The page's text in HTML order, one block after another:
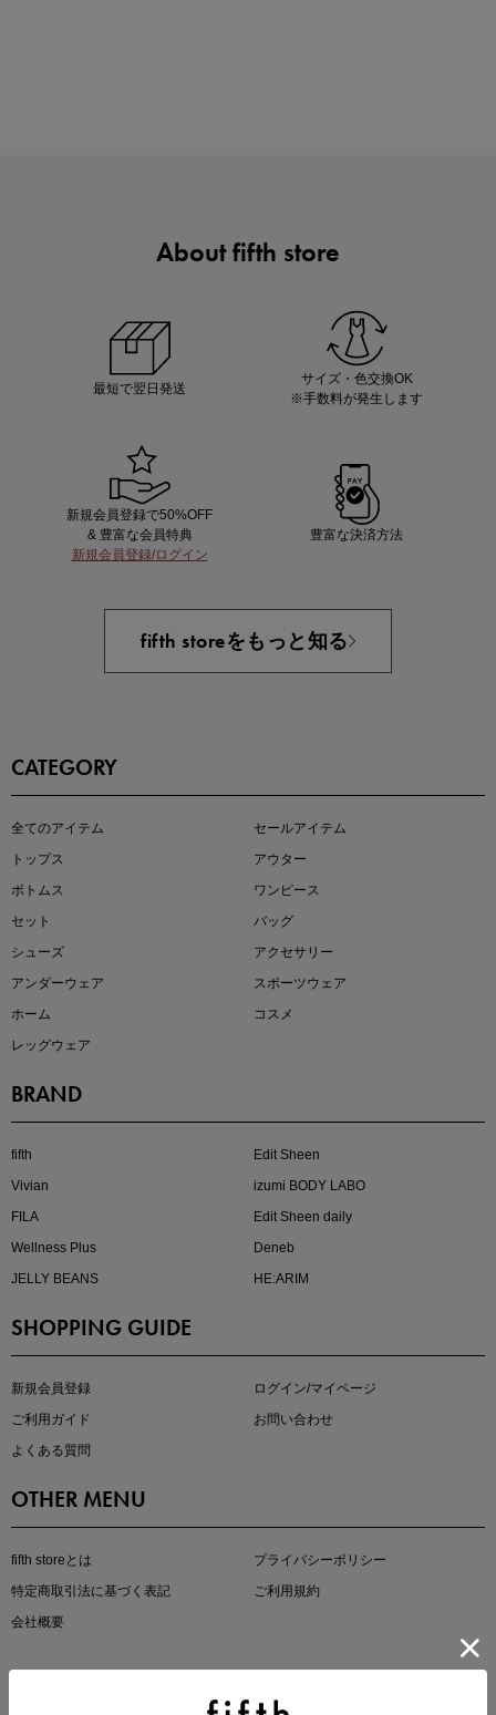
買えば買うほどお得! 最大半額クーポン
近日販売のアイテムを先見せ
真夏のオフィスカジュアル
About fifth store
最短で翌日発送
サイズ・色交換OK
※手数料が発生します
新規会員登録で50%OFF
& 豊富な会員特典
新規会員登録/ログイン
豊富な決済方法
fifth storeをもっと知る
CATEGORY
全てのアイテム
セールアイテム
トップス
アウター
ボトムス
ワンピース
セット
バッグ
シューズ
アクセサリー
アンダーウェア
スポーツウェア
ホーム
コスメ
レッグウェア
BRAND
fifth
Edit Sheen
Vivian
izumi BODY LABO
FILA
Edit Sheen daily
Wellness Plus
Deneb
JELLY BEANS
HE:ARIM
SHOPPING GUIDE
新規会員登録
ログイン/マイページ
ご利用ガイド
お問い合わせ
よくある質問
OTHER MENU
fifth storeとは
プライバシーポリシー
特定商取引法に基づく表記
ご利用規約
会社概要